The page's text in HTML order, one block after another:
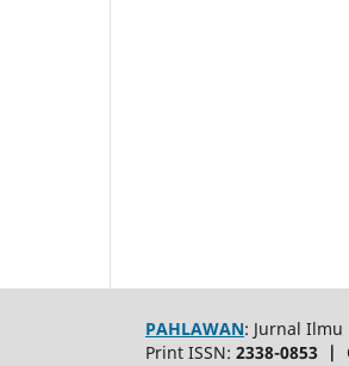
PAHLAWAN: Jurnal
Print ISSN: 2338-0853 |